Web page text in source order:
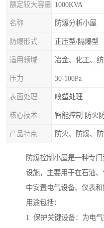
额定较大容量 1000KVA
名称 防爆分析小屋
防爆形式 正压型/隔爆型
适用领域 冶金、化工、
压力 30-100Pa
表面处理 喷塑处理
核心技术 智能控制 防火
产品特点 防火、防爆、
防爆控制小屋是一种专
设施，主要用于在石油
中安置电气设备、仪表
用途包括：
1. 保护关键设备：为电